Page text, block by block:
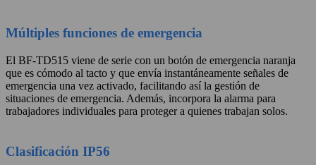
Múltiples funciones de emergencia
El BF-TD515 viene de serie con un botón de emergencia naranja
que es cómodo al tacto y que envía instantáneamente señales de
emergencia una vez activado, facilitando así la gestión de
situaciones de emergencia. Además, incorpora la alarma para
trabajadores individuales para proteger a quienes trabajan solos.
Clasificación IP56